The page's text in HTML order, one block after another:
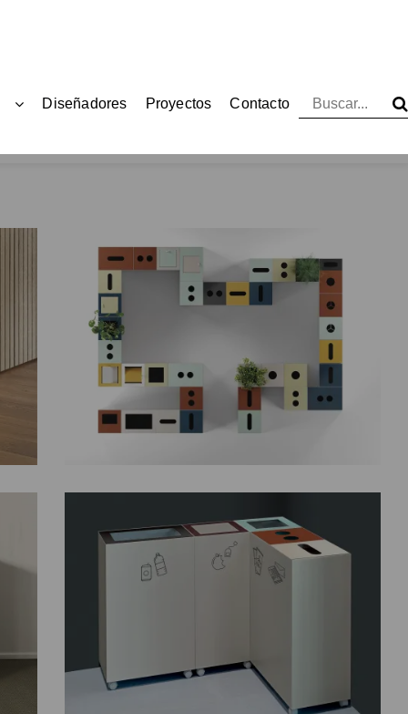
Diseñadores Proyectos Contacto